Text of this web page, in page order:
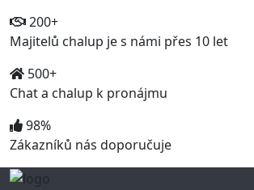
200+
Majitelů chalup je s námi přes 10 let
500+
Chat a chalup k pronájmu
98%
Zákazníků nás doporučuje